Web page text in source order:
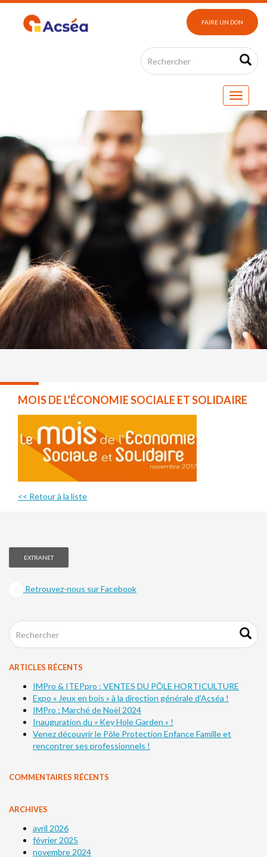
FAIRE UN DON
MOIS DE L’ÉCONOMIE SOCIALE ET SOLIDAIRE
<< Retour à la liste
EXTRANET
Retrouvez-nous sur Facebook
ARTICLES RÉCENTS
IMPro & ITEPpro : VENTES DU PÔLE HORTICULTURE
Expo « Jeux en bois » à la direction générale d’Acséa !
IMPro : Marché de Noël 2024
Inauguration du « Key Hole Garden » !
Venez découvrir le Pôle Protection Enfance Famille et
rencontrer ses professionnels !
COMMENTAIRES RÉCENTS
ARCHIVES
avril 2026
février 2025
novembre 2024